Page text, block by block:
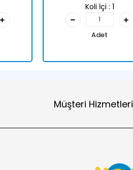
Koli İçi : 1
Adet
Müşteri Hizmetleri